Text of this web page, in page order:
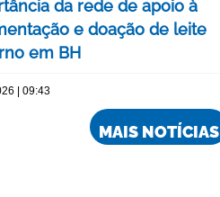
da rede de apoio à
e doação de leite
em BH
| 09:43
MAIS NOTÍCIAS